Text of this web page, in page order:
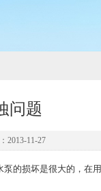
问题
2013-11-27
的损坏是很大的，在